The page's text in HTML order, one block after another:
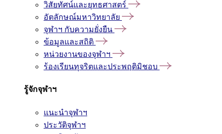
วิสัยทัศน์และยุทธศาสตร์
อัตลักษณ์มหาวิทยาลัย
จุฬาฯ กับความยั่งยืน
ข้อมูลและสถิติ
หน่วยงานของจุฬาฯ
ร้องเรียนทุจริตและประพฤติมิชอบ
รู้จักจุฬาฯ
แนะนำจุฬาฯ
ประวัติจุฬาฯ